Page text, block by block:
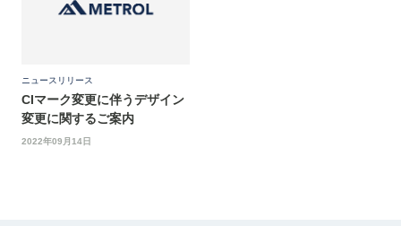
ニュースリリース
CIマーク変更に伴うデザイン
変更に関するご案内
2022年09月14日